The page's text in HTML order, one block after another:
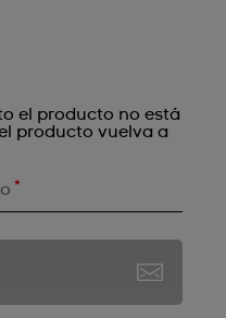
el producto no está
producto vuelva a
*